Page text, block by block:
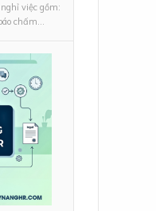
việc gồm:
chấm...